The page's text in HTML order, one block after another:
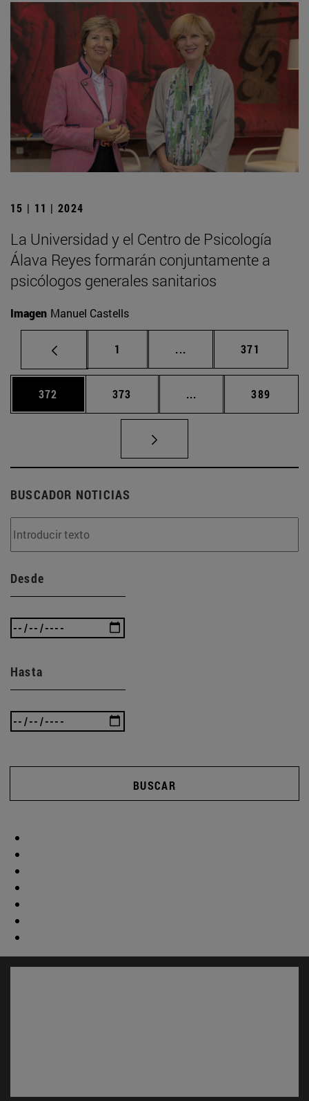
15 | 11 | 2024
La Universidad y el Centro de Psicología
Álava Reyes formarán conjuntamente a
psicólogos generales sanitarios
Imagen Manuel Castells
Página
1 ... Páginas intermedias
Página
371
Página
372 Página
373 ... Páginas intermedias
Página
389
BUSCADOR NOTICIAS
Desde
Hasta
BUSCAR